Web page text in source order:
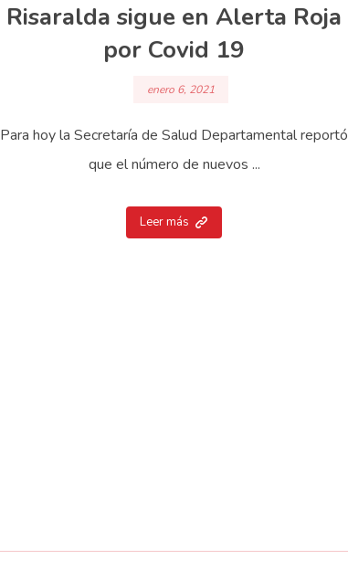
Risaralda sigue en Alerta Roja
por Covid 19
enero 6, 2021
Para hoy la Secretaría de Salud Departamental reportó
que el número de nuevos ...
Leer más